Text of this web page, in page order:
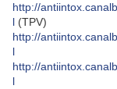
http://
l (TPV)
http://
l
http://
l